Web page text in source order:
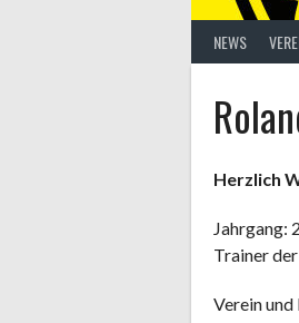
NEWS
Herzlich
Jahrgang:
Trainer
Verein